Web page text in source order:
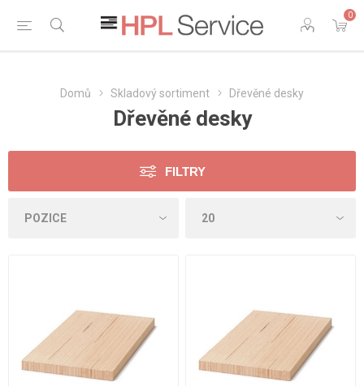
0
Domů Skladový sortiment Dřevěné desky
Dřevěné desky
FILTRY